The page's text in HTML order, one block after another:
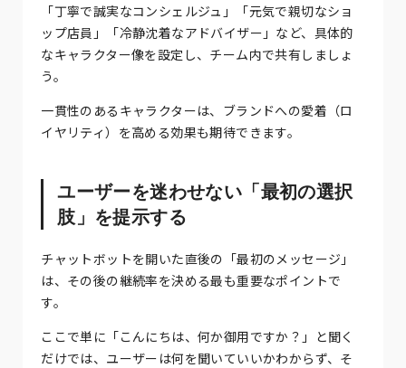
「丁寧で誠実なコンシェルジュ」「元気で親切なショ
ップ店員」「冷静沈着なアドバイザー」など、具体的
なキャラクター像を設定し、チーム内で共有しましょ
う。
一貫性のあるキャラクターは、ブランドへの愛着（ロ
イヤリティ）を高める効果も期待できます。
ユーザーを迷わせない「最初の選択
肢」を提示する
チャットボットを開いた直後の「最初のメッセージ」
は、その後の継続率を決める最も重要なポイントで
す。
ここで単に「こんにちは、何か御用ですか？」と聞く
だけでは、ユーザーは何を聞いていいかわからず、そ